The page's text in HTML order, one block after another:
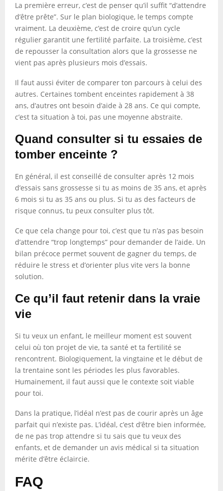
La première erreur, c’est de penser qu’il suffit “d’attendre
d’être prête”. Sur le plan biologique, le temps compte
vraiment. La deuxième, c’est de croire qu’un cycle
régulier garantit une fertilité parfaite. La troisième, c’est
de repousser la consultation alors que la grossesse ne
vient pas après plusieurs mois d’essais.
Il faut aussi éviter de comparer ton parcours à celui des
autres. Certaines tombent enceintes rapidement à 38
ans, d’autres ont besoin d’aide à 28 ans. Ce qui compte,
c’est ta situation à toi, pas une moyenne abstraite.
Quand consulter si tu essaies de
tomber enceinte ?
En général, il est conseillé de consulter après 12 mois
d’essais sans grossesse si tu as moins de 35 ans, et après
6 mois si tu as 35 ans ou plus. Si tu as des facteurs de
risque connus, tu peux consulter plus tôt.
Ce que cela change pour toi, c’est que tu n’as pas besoin
d’attendre “trop longtemps” pour demander de l’aide. Un
bilan précoce permet souvent de gagner du temps, de
réduire le stress et d’orienter plus vite vers la bonne
solution.
Ce qu’il faut retenir dans la vraie
vie
Si tu veux un enfant, le meilleur moment est souvent
celui où ton projet de vie, ta santé et ta fertilité se
rencontrent. Biologiquement, la vingtaine et le début de
la trentaine sont les périodes les plus favorables.
Humainement, il faut aussi que le contexte soit viable
pour toi.
Dans la pratique, l’idéal n’est pas de courir après un âge
parfait qui n’existe pas. L’idéal, c’est d’être bien informée,
de ne pas trop attendre si tu sais que tu veux des
enfants, et de demander un avis médical si ta situation
mérite d’être éclaircie.
FAQ